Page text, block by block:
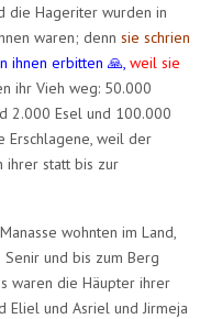
die Hageriter wurden in
waren; dennsie schrien
ihnen erbitten 🙏, weil sie
ihr Vieh weg: 50.000
2.000 Esel und 100.000
Erschlagene, weil der
ihrer statt bis zur
wohnten im Land,
und bis zum Berg
waren die Häupter ihrer
Eliel und Asriel und Jirmeja